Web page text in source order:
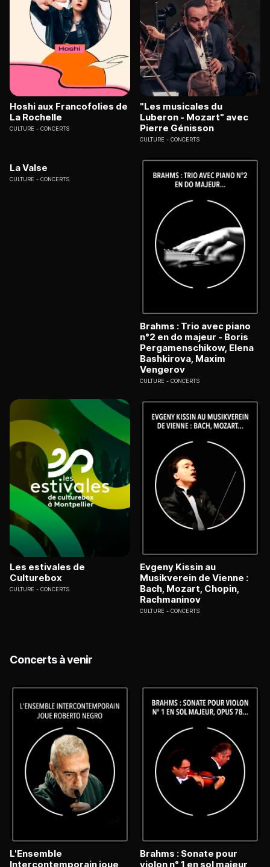
Hoshi aux Francofolies de
La Rochelle
CULTURE CONCERTS
"Les musicales du
Luberon - Mozart" avec
Pierre Génisson
CULTURE CONCERTS
La Valse
CULTURE CONCERTS
Brahms : Trio avec piano
n°2 en do majeur - Boris
Pergamenschikow, Elena
Bashkirova, Maxim
Vengerov
CULTURE CONCERTS
Les estivales de
Culturebox
CULTURE CONCERTS
Evgeny Kissin au
Musikverein de Vienne :
Bach, Mozart, Chopin,
Rachmaninov
CULTURE CONCERTS
Concerts à venir
L'Ensemble
Intercontemporain joue
Brahms : Sonate pour
violon n° 1 en sol majeur,